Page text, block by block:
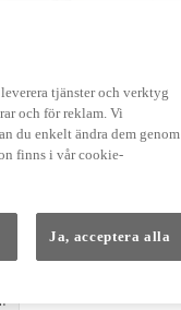
tjänster och verktyg
och för reklam. Vi
du enkelt ändra dem genom
finns i vår cookie-
Ja, acceptera alla